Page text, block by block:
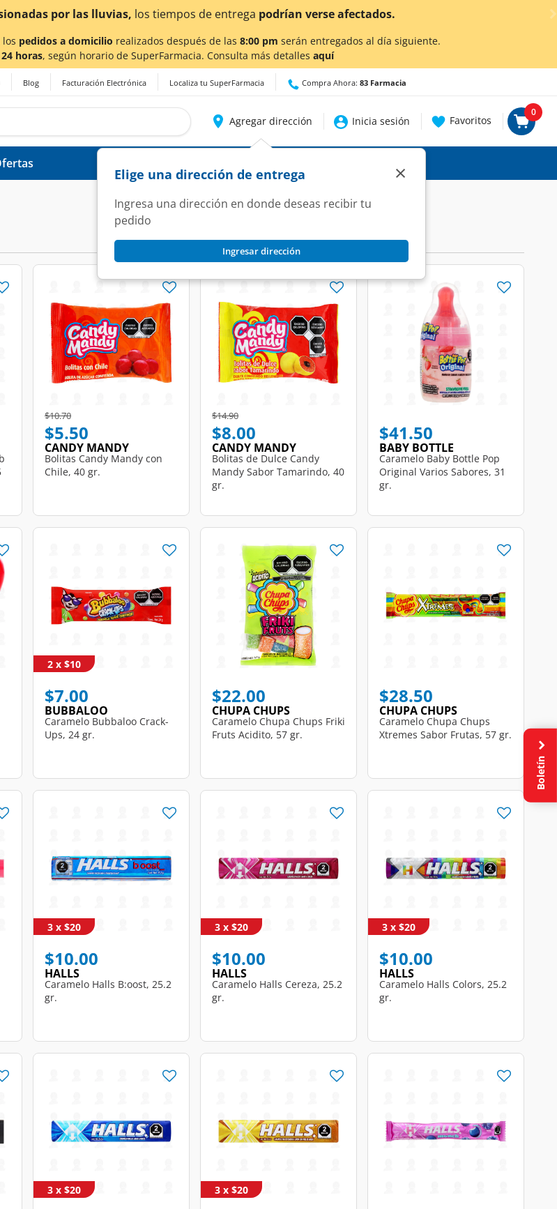
¡Ahora también en Aguascalientes!Daclic aquí
los pedidos a domicilio realizados después de las 8:00 pm serán entregados al día siguiente.
horas, según horario de SuperFarmacia. Consulta más detalles aquí
Blog Facturación Electrónica Localiza tu SuperFarmacia Compra Ahora: 83 Farmacia
Agregar dirección
Elige una dirección de entrega
Ingresa una dirección en donde deseas recibir tu
pedido
Ingresar dirección
×
Inicia sesión Favoritos
0
Price reduced from
$10.70to
$5.50
CANDY MANDY
Bolitas Candy Mandy con
Chile, 40 gr.
Price reduced from
$14.90to
$8.00
CANDY MANDY
Bolitas de Dulce Candy
Mandy Sabor Tamarindo, 40
gr.
$41.50
BABY BOTTLE
Caramelo Baby Bottle Pop
Original Varios Sabores, 31
gr.
$7.00
BUBBALOO
Caramelo Bubbaloo Crack-
Ups, 24 gr.
2 x $10
$22.00
CHUPA CHUPS
Caramelo Chupa Chups Friki
Fruts Acidito, 57 gr.
$28.50
CHUPA CHUPS
Caramelo Chupa Chups
Xtremes Sabor Frutas, 57 gr.
$10.00
HALLS
Caramelo Halls B:oost, 25.2
gr.
3 x $20
$10.00
HALLS
Caramelo Halls Cereza, 25.2
gr.
3 x $20
$10.00
HALLS
Caramelo Halls Colors, 25.2
gr.
3 x $20
3 x $20 3 x $20
Boletín